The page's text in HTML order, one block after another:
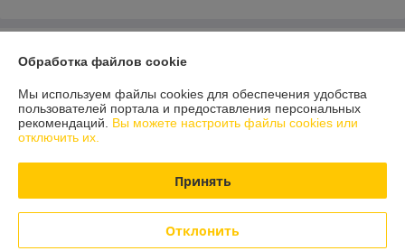
Контакты
Доставка и оплата
Полная версия сайта
Обработка файлов cookie
Мы используем файлы cookies для обеспечения удобства
пользователей портала и предоставления персональных
рекомендаций. Вы можете настроить файлы cookies или
отключить их.
Принять
Отклонить